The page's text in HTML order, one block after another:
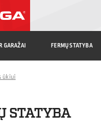
GARAŽAI FERMŲ STATYBA
ūkiui
STATYBA